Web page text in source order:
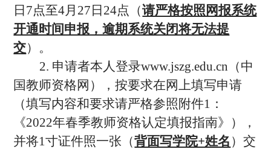
日7点至4月27日24点（请严格按照网报系统
开通时间申报，逾期系统关闭将无法提
交）。
2. 申请者本人登录www.jszg.edu.cn（中
国教师资格网），按要求在网上填写申请
（填写内容和要求请严格参照附件1：
《2022年春季教师资格认定填报指南》），
并将1寸证件照一张（背面写学院+姓名 ）交